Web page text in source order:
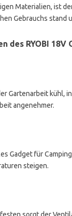
Materialien, ist
Gebrauchs stand
des RYOBI
Gartenarbeit kühl,
angenehmer.
Gadget für
steigen.